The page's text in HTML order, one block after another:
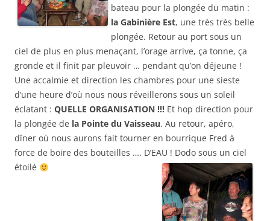
bateau pour la plongée du matin :
la Gabinière Est, une très très belle
plongée. Retour au port sous un
ciel de plus en plus menaçant, l’orage arrive, ça tonne, ça
gronde et il finit par pleuvoir … pendant qu’on déjeune !
Une accalmie et direction les chambres pour une sieste
d’une heure d’où nous nous réveillerons sous un soleil
éclatant : QUELLE ORGANISATION !!! Et hop direction pour
la plongée de la Pointe du Vaisseau. Au retour, apéro,
dîner où nous aurons fait tourner en bourrique Fred à
force de boire des bouteilles …. D’EAU ! Dodo sous un ciel
étoilé